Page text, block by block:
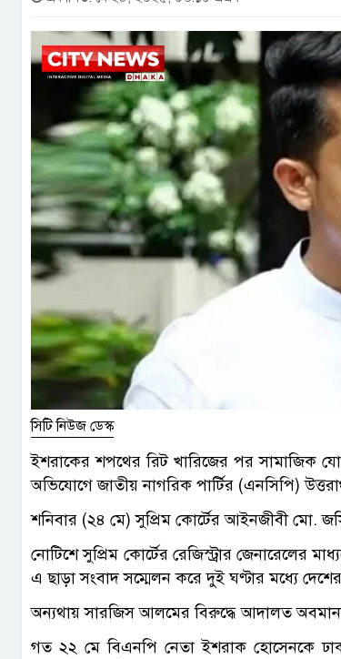
সিটি নিউজ ডেস্ক
ইশরাকের শপথের রিট খারিজের পর সামাজিক
অভিযোগে জাতীয় নাগরিক পার্টির (এনসিপি)
শনিবার (২৪ মে) সুপ্রিম কোর্টের আইনজীবী মো.
নোটিশে সুপ্রিম কোর্টের রেজিস্ট্রার জেনারেলের
এ ছাড়া সংবাদ সম্মেলন করে দুই ঘণ্টার মধ্যে
অন্যথায় সারজিস আলমের বিরুদ্ধে আদালত
গত ২২ মে বিএনপি নেতা ইশরাক হোসেনকে